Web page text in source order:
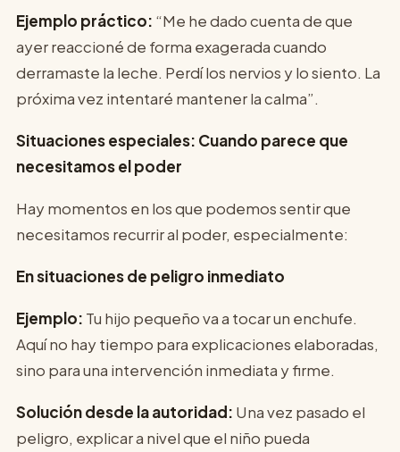
Ejemplo práctico: “Me he dado cuenta de que
ayer reaccioné de forma exagerada cuando
derramaste la leche. Perdí los nervios y lo siento. La
próxima vez intentaré mantener la calma”.
Situaciones especiales: Cuando parece que
necesitamos el poder
Hay momentos en los que podemos sentir que
necesitamos recurrir al poder, especialmente:
En situaciones de peligro inmediato
Ejemplo: Tu hijo pequeño va a tocar un enchufe.
Aquí no hay tiempo para explicaciones elaboradas,
sino para una intervención inmediata y firme.
Solución desde la autoridad: Una vez pasado el
peligro, explicar a nivel que el niño pueda